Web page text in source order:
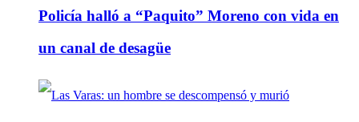
Policía halló a “Paquito” Moreno con vida en
un canal de desagüe